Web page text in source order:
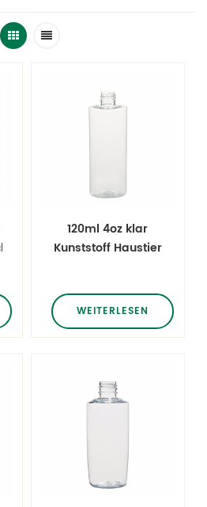
120ml 4oz klar
Kunststoff Haustier
WEITERLESEN